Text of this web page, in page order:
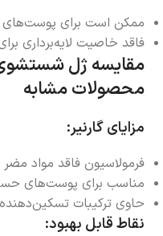
ممکن است برای پوست‌های
فاقد خاصیت لایه‌برداری
مقایسه ژل
محصولات مشابه
مزایای گارنیر:
فرمولاسیون فاقد مواد مضر
مناسب برای پوست‌های
حاوی ترکیبات
نقاط قابل بهبود: